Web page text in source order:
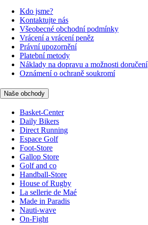
Kdo jsme?
Kontaktujte nás
Všeobecné obchodní podmínky
Vrácení a vrácení peněz
Právní upozornění
Platební metody
Náklady na dopravu a možnosti doručení
Oznámení o ochraně soukromí
Naše obchody
Basket-Center
Daily Bikers
Direct Running
Espace Golf
Foot-Store
Gallop Store
Golf and co
Handball-Store
House of Rugby
La sellerie de Maé
Made in Paradis
Nauti-wave
On-Fight